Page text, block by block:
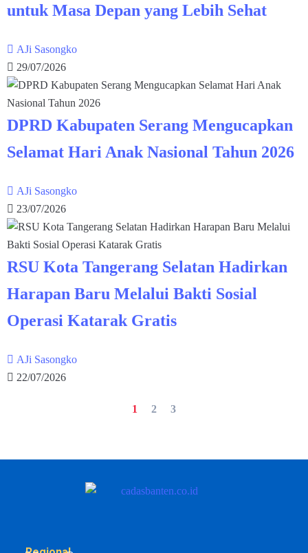
untuk Masa Depan yang Lebih Sehat
AJi Sasongko
29/07/2026
DPRD Kabupaten Serang Mengucapkan
Selamat Hari Anak Nasional Tahun 2026
AJi Sasongko
23/07/2026
RSU Kota Tangerang Selatan Hadirkan
Harapan Baru Melalui Bakti Sosial
Operasi Katarak Gratis
AJi Sasongko
22/07/2026
1 2 3